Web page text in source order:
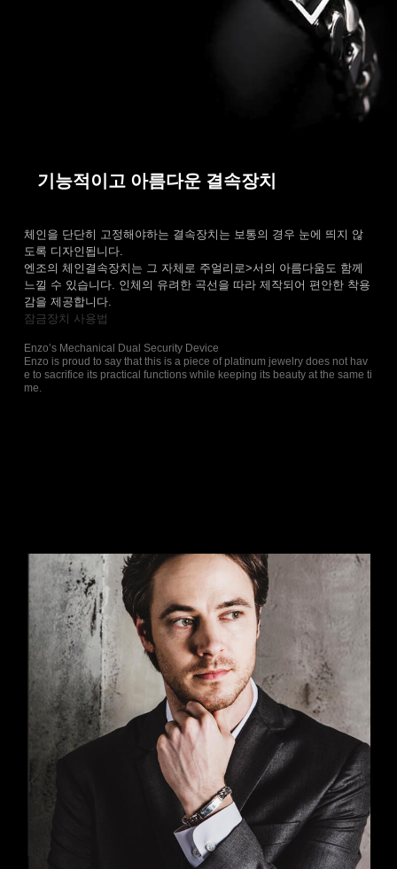
기능적이고 아름다운 결속장치
체인을 단단히 고정해야하는 결속장치는 보통의 경우 눈에 띄지 않
도록 디자인됩니다.
엔조의 체인결속장치는 그 자체로 주얼리로>서의 아름다움도 함께
느낄 수 있습니다. 인체의 유려한 곡선을 따라 제작되어 편안한 착용
감을 제공합니다.
잠금장치 사용법
Enzo’s Mechanical Dual Security Device
Enzo is proud to say that this is a piece of platinum jewelry does not hav
e to sacrifice its practical functions while keeping its beauty at the same ti
me.